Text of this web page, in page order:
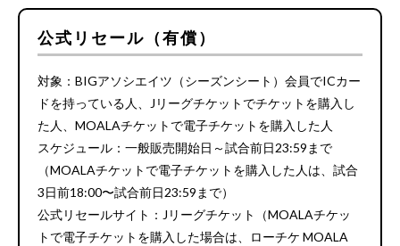
公式リセール（有償）
対象：BIGアソシエイツ（シーズンシート）会員でICカー
ドを持っている人、Jリーグチケットでチケットを購入し
た人、MOALAチケットで電子チケットを購入した人
スケジュール：一般販売開始日～試合前日23:59まで
（MOALAチケットで電子チケットを購入した人は、試合
3日前18:00〜試合前日23:59まで）
公式リセールサイト：Jリーグチケット（MOALAチケッ
トで電子チケットを購入した場合は、ローチケ MOALA